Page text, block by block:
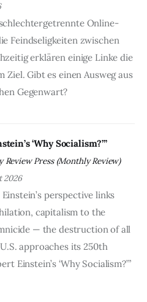
Online-
Feindseligkeiten zwischen
erklären einige Linke die
Ziel. Gibt es einen Ausweg aus
Gegenwart?
‘Why Socialism?’”
Review Press (Monthly Review)
2026
perspective links
capitalism to the
— the destruction of all
approaches its 250th
Einstein’s ‘Why Socialism?’”